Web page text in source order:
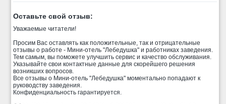
Оставьте свой отзыв:
Уважаемые читатели!
Просим Вас оставлять как положительные, так и отрицательные
отзывы о работе - Мини-отель "Лебедушка" и работниках заведения.
Тем самым, вы поможете улучшить сервис и качество обслуживания.
Указывайте свои контактные данные для скорейшего решения
возникших вопросов.
Все отзывы о Мини-отель "Лебедушка" моментально попадают к
руководству заведения.
Конфиденциальность гарантируется.